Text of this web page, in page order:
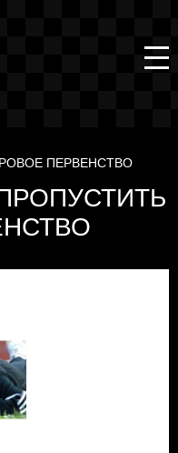
ПЕРВЕНСТВО